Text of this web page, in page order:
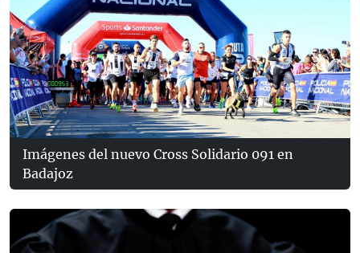
Imágenes del nuevo Cross Solidario 091 en
Badajoz